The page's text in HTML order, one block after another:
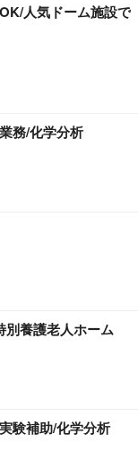
人気ドーム施設で
務/化学分析
別養護老人ホーム
験補助/化学分析